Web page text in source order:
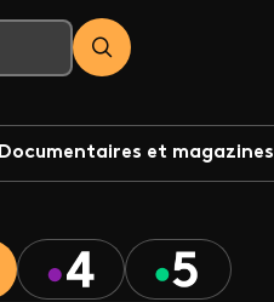
Documentaires et magazines